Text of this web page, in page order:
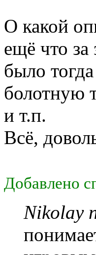
О какой
ещё что за
было
болотную
и т.п.
Всё,
Добавлено
Nikolay